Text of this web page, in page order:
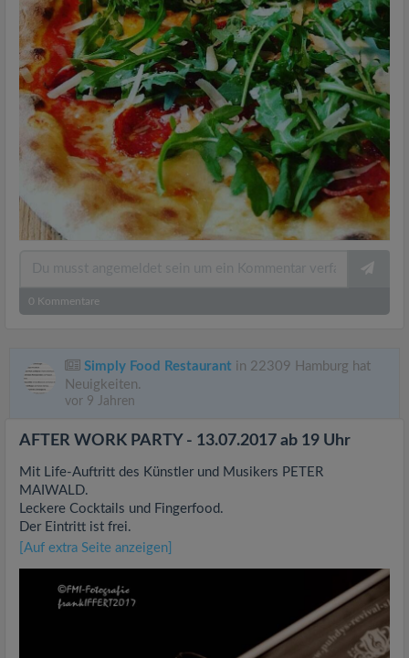
0 Kommentare
Simply Food Restaurant in 22309 Hamburg hat
Neuigkeiten.
vor 9 Jahren
AFTER WORK PARTY - 13.07.2017 ab 19 Uhr
Mit Life-Auftritt des Künstler und Musikers PETER
MAIWALD.
Leckere Cocktails und Fingerfood.
Der Eintritt ist frei.
[Auf extra Seite anzeigen]